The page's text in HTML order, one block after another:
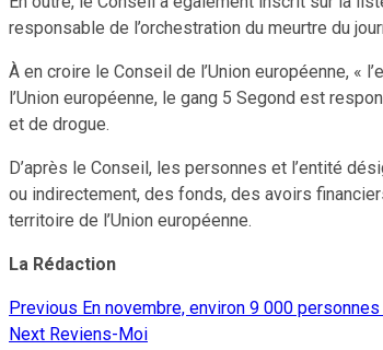
responsable de l’orchestration du meurtre du
À en croire le Conseil de l’Union européenne,
l’Union européenne, le gang 5 Segond est
et de drogue.
D’après le Conseil, les personnes et l’entité
ou indirectement, des fonds, des avoirs
territoire de l’Union européenne.
La Rédaction
Continue
Previous En novembre, environ 9 000
Next Reviens-Moi